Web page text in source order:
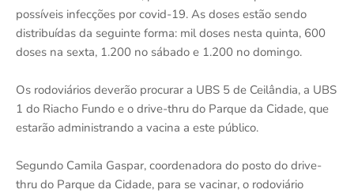
possíveis infecções por covid-19. As doses estão sendo
distribuídas da seguinte forma: mil doses nesta quinta, 600
doses na sexta, 1.200 no sábado e 1.200 no domingo.
Os rodoviários deverão procurar a UBS 5 de Ceilândia, a UBS
1 do Riacho Fundo e o drive-thru do Parque da Cidade, que
estarão administrando a vacina a este público.
Segundo Camila Gaspar, coordenadora do posto do drive-
thru do Parque da Cidade, para se vacinar, o rodoviário